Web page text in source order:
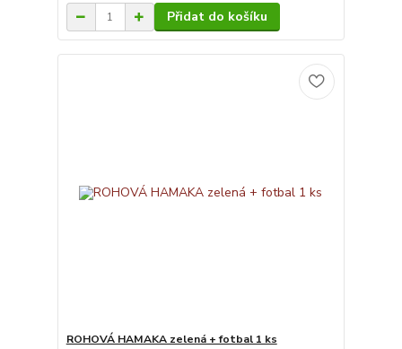
Přidat do košíku
ROHOVÁ HAMAKA zelená + fotbal 1 ks